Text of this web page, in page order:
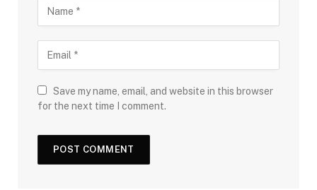
Save my name, email, and website in this browser
for the next time I comment.